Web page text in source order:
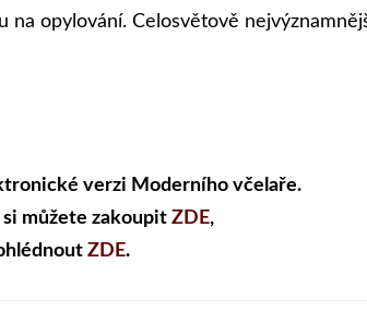
na opylování. Celosvětově
verzi Moderního včelaře.
můžete zakoupit ZDE,
ZDE.